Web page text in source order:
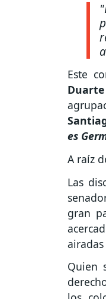
Este
Duarte
es
A raíz
Las
gran
Quien